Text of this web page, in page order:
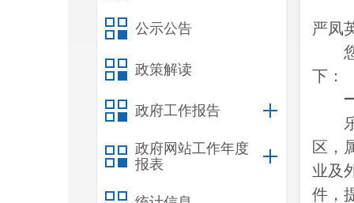
公示公告
政策解读
政府工作报告
政府网站工作年度
报表
严凤
下：
区，
业及
件，